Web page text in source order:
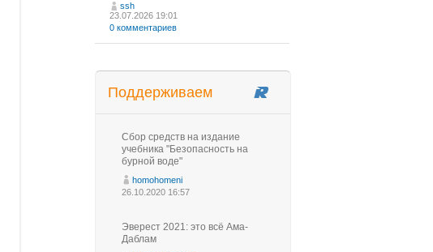
ssh
23.07.2026 19:01
0 комментариев
Поддерживаем
Сбор средств на издание
учебника "Безопасность на
бурной воде"
homohomeni
26.10.2020 16:57
Эверест 2021: это всё Ама-
Даблам